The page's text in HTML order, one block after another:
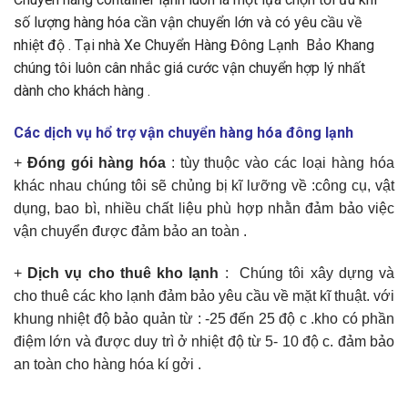
số lượng hàng hóa cần vận chuyển lớn và có yêu cầu về
nhiệt độ . Tại nhà Xe Chuyển Hàng Đông Lạnh Bảo Khang
chúng tôi luôn cân nhắc giá cước vận chuyển hợp lý nhất
dành cho khách hàng .
Các dịch vụ hổ trợvận chuyển hàng hóa đông lạnh
+ Đóng gói hàng hóa : tùy thuộc vào các loại hàng hóa
khác nhau chúng tôi sẽ chủng bị kĩ lưỡng về :công cụ, vật
dụng, bao bì, nhiều chất liệu phù hợp nhằn đảm bảo việc
vận chuyển được đảm bảo an toàn .
+ Dịch vụ cho thuê kho lạnh : Chúng tôi xây dựng và
cho thuê các kho lạnh đảm bảo yêu cầu về mặt kĩ thuật. với
khung nhiệt độ bảo quản từ : -25 đến 25 độ c .kho có phần
điệm lớn và được duy trì ở nhiệt độ từ 5- 10 độ c. đảm bảo
an toàn cho hàng hóa kí gởi .